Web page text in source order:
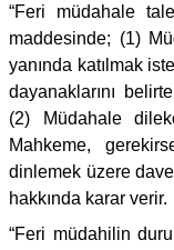
“Feri müdahale
maddesinde; (1)
yanında katılmak
dayanaklarını
(2) Müdahale
Mahkeme,
dinlemek üzere
hakkında karar verir.
“Feri müdahilin